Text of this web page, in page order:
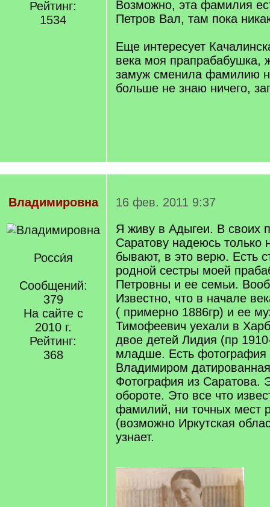
Рейтинг:
1534
Возможно, эта фамилия
Петров Вал, там пока
Еще интересует
века моя прапрабабушка,
замуж сменила фамилию
больше не знаю ничего,
Владимировна
Росси́я
Сообщений:
379
На сайте с
2010 г.
Рейтинг:
368
16 фев. 2011 9:37
Я живу в Адыгеи. В своих
Саратову надеюсь только
бывают, в это верю. Есть
родной сестры моей
Петровны и ее семьи.
Известно, что в начале
( примерно 1886гр) и ее
Тимофеевич уехали в
двое детей Лидия (пр
младше. Есть
Владимиром
Фотография из Саратова.
обороте. Это все что
фамилий, ни точных мест
(возможно Иркутская
узнает.